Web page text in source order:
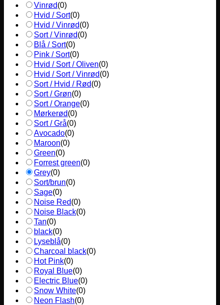
Vinrød(0)
Hvid / Sort(0)
Hvid / Vinrød(0)
Sort / Vinrød(0)
Blå / Sort(0)
Pink / Sort(0)
Hvid / Sort / Oliven(0)
Hvid / Sort / Vinrød(0)
Sort / Hvid / Rød(0)
Sort / Grøn(0)
Sort / Orange(0)
Mørkerød(0)
Sort / Grå(0)
Avocado(0)
Maroon(0)
Green(0)
Forrest green(0)
Grey(0)
Sort/brun(0)
Sage(0)
Noise Red(0)
Noise Black(0)
Tan(0)
black(0)
Lyseblå(0)
Charcoal black(0)
Hot Pink(0)
Royal Blue(0)
Electric Blue(0)
Snow White(0)
Neon Flash(0)